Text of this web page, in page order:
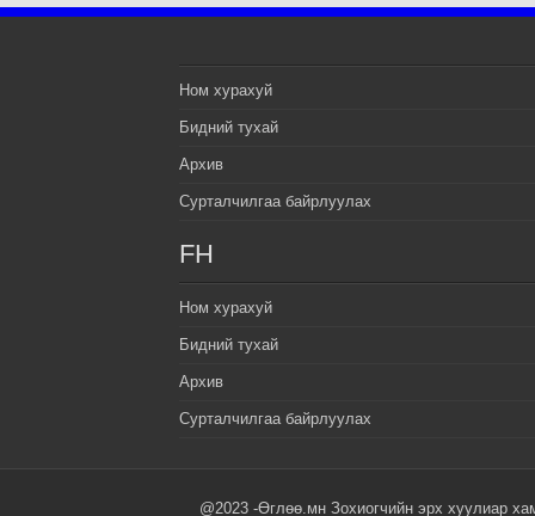
Ном хурахуй
Бидний тухай
Архив
Сурталчилгаа байрлуулах
FH
Ном хурахуй
Бидний тухай
Архив
Сурталчилгаа байрлуулах
@2023 -Өглөө.мн Зохиогчийн эрх хуулиар